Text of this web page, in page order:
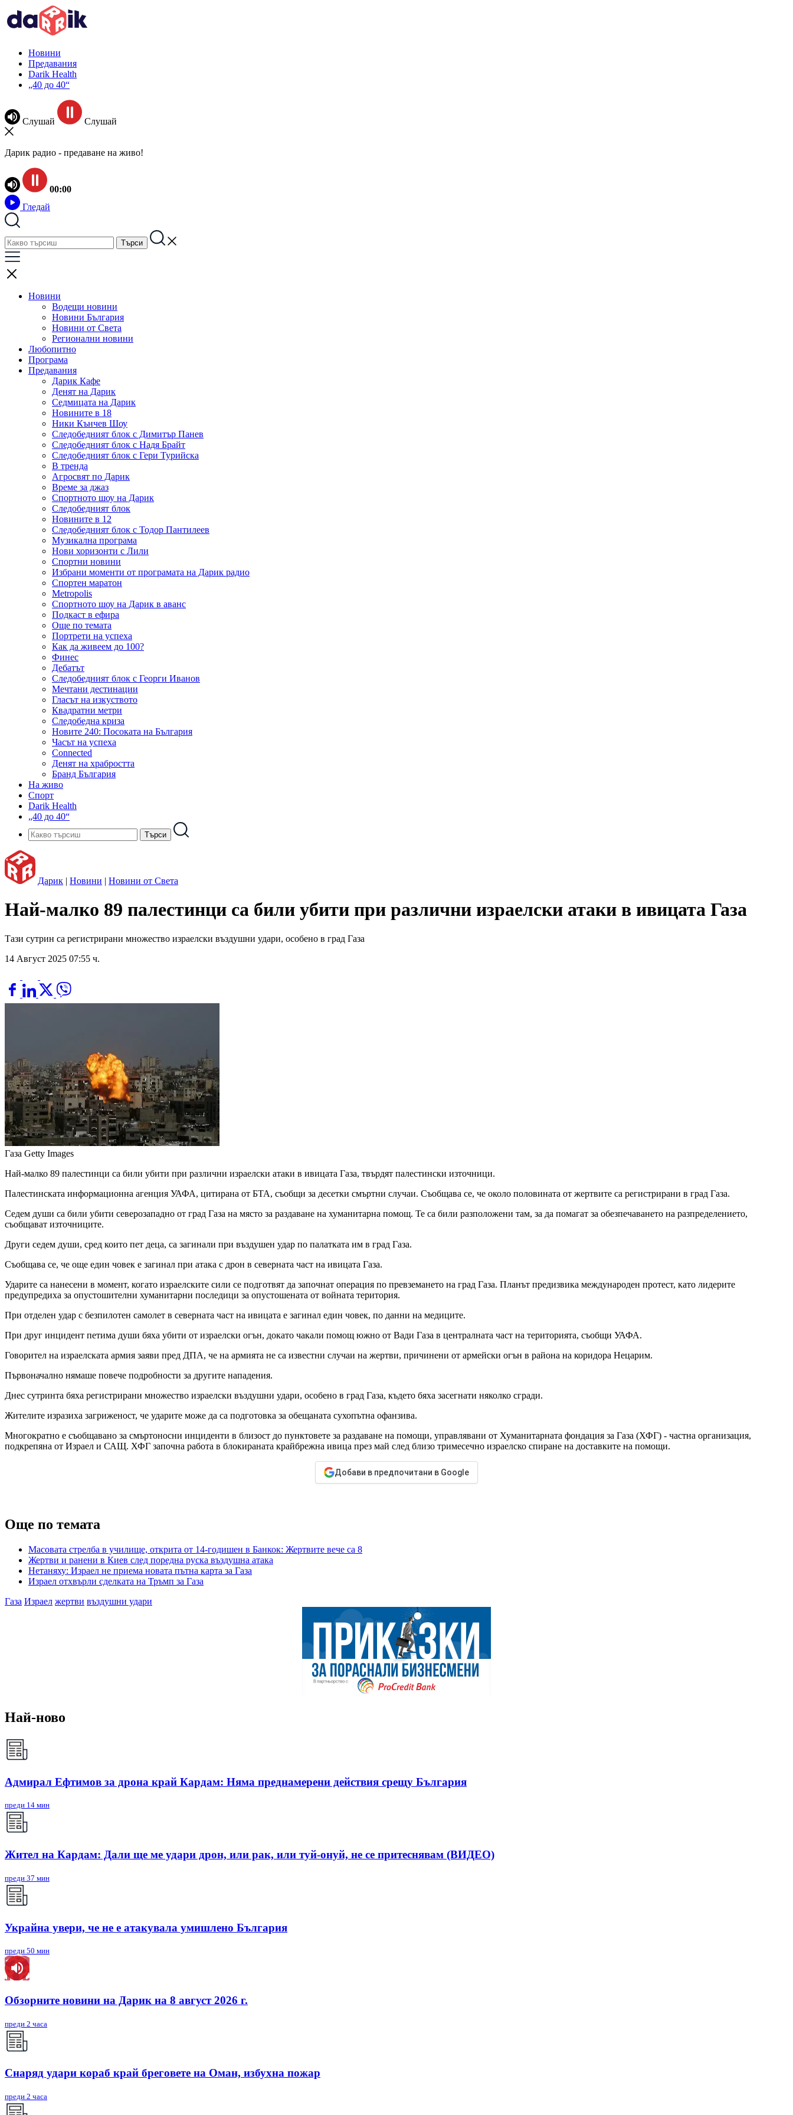
Новини
Предавания
Darik Health
„40 до 40“
Слушай Слушай
Дарик радио - предаване на живо!
00:00
Гледай
Новини
Водещи новини
Новини България
Новини от Света
Регионални новини
Любопитно
Програма
Предавания
Дарик Кафе
Денят на Дарик
Седмицата на Дарик
Новините в 18
Ники Кънчев Шоу
Следобедният блок с Димитър Панев
Следобедният блок с Надя Брайт
Следобедният блок с Гери Турийска
В тренда
Агросвят по Дарик
Време за джаз
Спортното шоу на Дарик
Следобедният блок
Новините в 12
Следобедният блок с Тодор Пантилеев
Музикална програма
Нови хоризонти с Лили
Спортни новини
Избрани моменти от програмата на Дарик радио
Спортен маратон
Metropolis
Спортното шоу на Дарик в аванс
Подкаст в ефира
Още по темата
Портрети на успеха
Как да живеем до 100?
Финес
Дебатът
Следобедният блок с Георги Иванов
Мечтани дестинации
Гласът на изкуството
Квадратни метри
Следобедна криза
Новите 240: Посоката на България
Часът на успеха
Connected
Денят на храбростта
Бранд България
На живо
Спорт
Darik Health
„40 до 40“
Дарик | Новини | Новини от Света
Най-малко 89 палестинци са били убити при различни израелски атаки в ивицата Газа
Тази сутрин са регистрирани множество израелски въздушни удари, особено в град Газа
14 Август 2025 07:55 ч.
Газа Getty Images
Най-малко 89 палестинци са били убити при различни израелски атаки в ивицата Газа, твърдят палестински източници.
Палестинската информационна агенция УАФА, цитирана от БТА, съобщи за десетки смъртни случаи. Съобщава се, че около половината от жертвите са регистрирани в град Газа.
Седем души са били убити северозападно от град Газа на място за раздаване на хуманитарна помощ. Те са били разположени там, за да помагат за обезпечаването на разпределението,
съобщават източниците.
Други седем души, сред които пет деца, са загинали при въздушен удар по палатката им в град Газа.
Съобщава се, че още един човек е загинал при атака с дрон в северната част на ивицата Газа.
Ударите са нанесени в момент, когато израелските сили се подготвят да започнат операция по превземането на град Газа. Планът предизвика международен протест, като лидерите
предупредиха за опустошителни хуманитарни последици за опустошената от войната територия.
При отделен удар с безпилотен самолет в северната част на ивицата е загинал един човек, по данни на медиците.
При друг инцидент петима души бяха убити от израелски огън, докато чакали помощ южно от Вади Газа в централната част на територията, съобщи УАФА.
Говорител на израелската армия заяви пред ДПА, че на армията не са известни случаи на жертви, причинени от армейски огън в района на коридора Нецарим.
Първоначално нямаше повече подробности за другите нападения.
Днес сутринта бяха регистрирани множество израелски въздушни удари, особено в град Газа, където бяха засегнати няколко сгради.
Жителите изразиха загриженост, че ударите може да са подготовка за обещаната сухопътна офанзива.
Многократно е съобщавано за смъртоносни инциденти в близост до пунктовете за раздаване на помощи, управлявани от Хуманитарната фондация за Газа (ХФГ) - частна организация,
подкрепяна от Израел и САЩ. ХФГ започна работа в блокираната крайбрежна ивица през май след близо тримесечно израелско спиране на доставките на помощи.
Добави в предпочитани в Google
Още по темата
Масовата стрелба в училище, открита от 14-годишен в Банкок: Жертвите вече са 8
Жертви и ранени в Киев след поредна руска въздушна атака
Нетаняху: Израел не приема новата пътна карта за Газа
Израел отхвърли сделката на Тръмп за Газа
Газа Израел жертви въздушни удари
Най-ново
Адмирал Ефтимов за дрона край Кардам: Няма преднамерени действия срещу България
преди 14 мин
Жител на Кардам: Дали ще ме удари дрон, или рак, или туй-онуй, не се притеснявам (ВИДЕО)
преди 37 мин
Украйна увери, че не е атакувала умишлено България
преди 50 мин
Обзорните новини на Дарик на 8 август 2026 г.
преди 2 часа
Снаряд удари кораб край бреговете на Оман, избухна пожар
преди 2 часа